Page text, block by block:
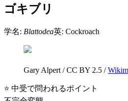
ゴキブリ
学名: Blattodea英: Cockroach
Gary Alpert /CC BY 2.5 /
⭐ 中受で問われるポイント